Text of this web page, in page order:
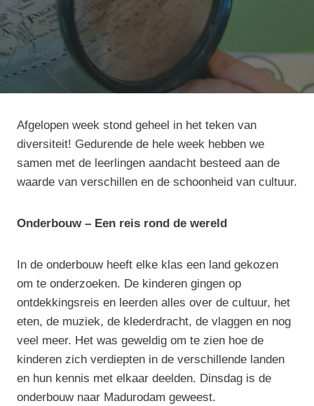
Afgelopen week stond geheel in het teken van
diversiteit! Gedurende de hele week hebben we
samen met de leerlingen aandacht besteed aan de
waarde van verschillen en de schoonheid van cultuur.
Onderbouw – Een reis rond de wereld
In de onderbouw heeft elke klas een land gekozen
om te onderzoeken. De kinderen gingen op
ontdekkingsreis en leerden alles over de cultuur, het
eten, de muziek, de klederdracht, de vlaggen en nog
veel meer. Het was geweldig om te zien hoe de
kinderen zich verdiepten in de verschillende landen
en hun kennis met elkaar deelden. Dinsdag is de
onderbouw naar Madurodam geweest.